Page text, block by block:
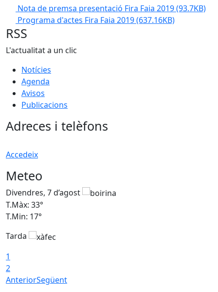
Nota de premsa presentació Fira Faia 2019(93.7KB)
Programa d'actes Fira Faia 2019(637.16KB)
RSS
L'actualitat a un clic
Notícies
Agenda
Avisos
Publicacions
Adreces i telèfons
Accedeix
Meteo
Divendres, 7 d’agost
T.Màx: 33°
T.Min: 17°
Tarda
1
2
AnteriorSegüent